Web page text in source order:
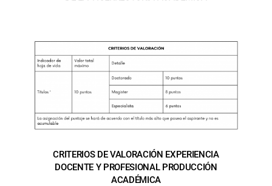
CRITERIOS DE VALORACIÓN EXPERIENCIA
DOCENTE Y PROFESIONAL PRODUCCIÓN
ACADÉMICA